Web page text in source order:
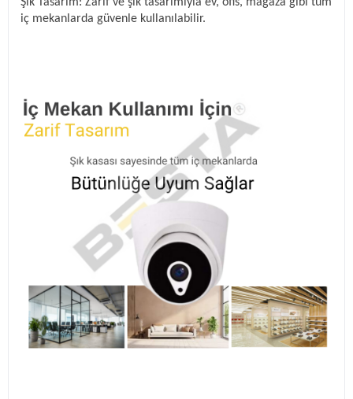
iç mekanlarda güvenle kullanılabilir.